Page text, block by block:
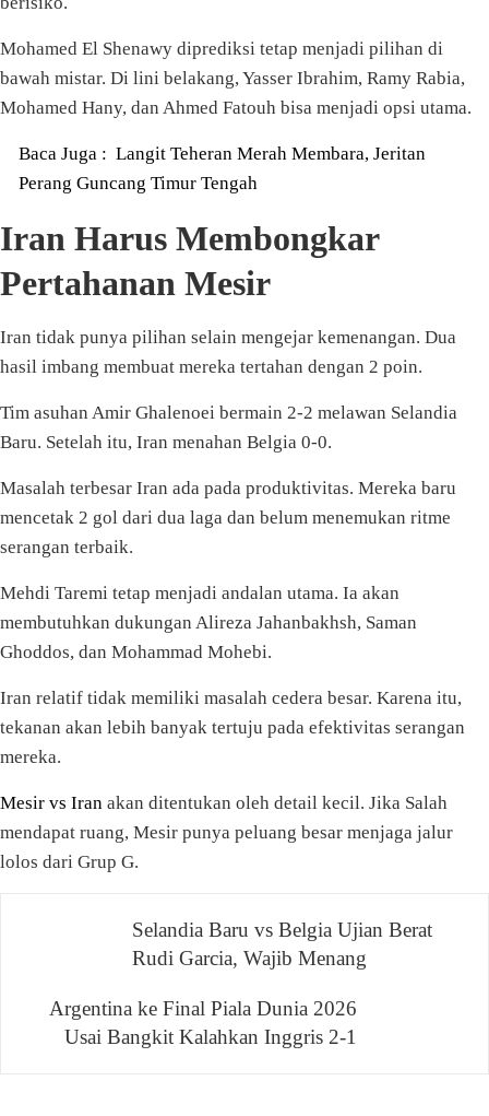
Mohamed El Shenawy diprediksi tetap menjadi pilihan di
bawah mistar. Di lini belakang, Yasser Ibrahim, Ramy Rabia,
Mohamed Hany, dan Ahmed Fatouh bisa menjadi opsi utama.
Baca Juga : Langit Teheran Merah Membara, Jeritan
Perang Guncang Timur Tengah
Iran Harus Membongkar
Pertahanan Mesir
Iran tidak punya pilihan selain mengejar kemenangan. Dua
hasil imbang membuat mereka tertahan dengan 2 poin.
Tim asuhan Amir Ghalenoei bermain 2-2 melawan Selandia
Baru. Setelah itu, Iran menahan Belgia 0-0.
Masalah terbesar Iran ada pada produktivitas. Mereka baru
mencetak 2 gol dari dua laga dan belum menemukan ritme
serangan terbaik.
Mehdi Taremi tetap menjadi andalan utama. Ia akan
membutuhkan dukungan Alireza Jahanbakhsh, Saman
Ghoddos, dan Mohammad Mohebi.
Iran relatif tidak memiliki masalah cedera besar. Karena itu,
tekanan akan lebih banyak tertuju pada efektivitas serangan
mereka.
Mesir vs Iran akan ditentukan oleh detail kecil. Jika Salah
mendapat ruang, Mesir punya peluang besar menjaga jalur
lolos dari Grup G.
NavigasiSelandia Baru vs Belgia Ujian Berat
Rudi Garcia, Wajib Menang
Argentina ke Final Piala Dunia 2026
Usai Bangkit Kalahkan Inggris 2-1